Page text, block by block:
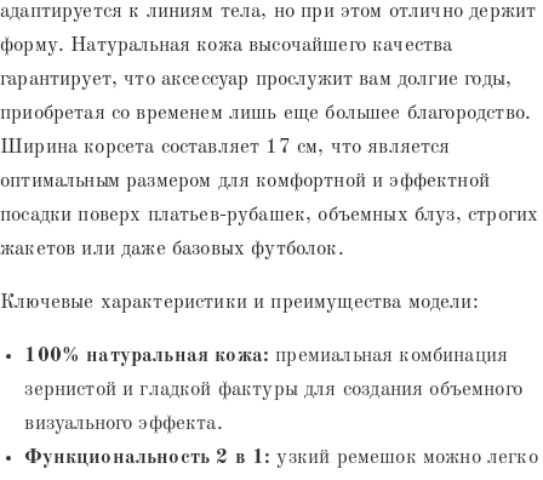
адаптируется к линиям тела, но при этом отлично держит
форму. Натуральная кожа высочайшего качества
гарантирует, что аксессуар прослужит вам долгие годы,
приобретая со временем лишь еще большее благородство.
Ширина корсета составляет 17 см, что является
оптимальным размером для комфортной и эффектной
посадки поверх платьев-рубашек, объемных блуз, строгих
жакетов или даже базовых футболок.
Ключевые характеристики и преимущества модели:
100% натуральная кожа: премиальная комбинация
зернистой и гладкой фактуры для создания объемного
визуального эффекта.
Функциональность 2 в 1: узкий ремешок можно легко